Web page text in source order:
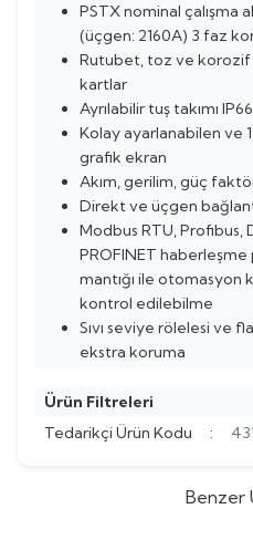
PSTX nominal çalışma
(üçgen: 2160A) 3 faz
Rutubet, toz ve korozif
kartlar
Ayrılabilir tuş takımı
Kolay ayarlanabilen ve
grafik ekran
Akım, gerilim, güç
Direkt ve üçgen
Modbus RTU,
PROFINET
mantığı ile otomasyon
kontrol edilebilme
Sıvı seviye rölelesi ve
ekstra koruma
Ürün Filtreleri
Tedarikçi Ürün Kodu
:
Benzer